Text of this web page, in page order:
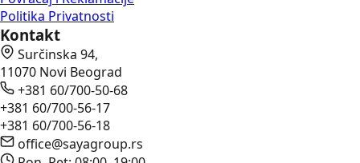
Politika Privatnosti
Kontakt
Surčinska 94,
11070 Novi Beograd
+381 60/700-50-68
+381 60/700-56-17
+381 60/700-56-18
office@sayagroup.rs